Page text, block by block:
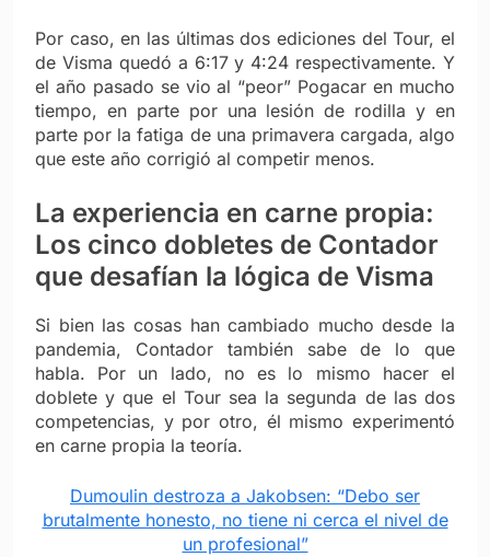
Por caso, en las últimas dos ediciones del Tour, el
de Visma quedó a 6:17 y 4:24 respectivamente. Y
el año pasado se vio al “peor” Pogacar en mucho
tiempo, en parte por una lesión de rodilla y en
parte por la fatiga de una primavera cargada, algo
que este año corrigió al competir menos.
La experiencia en carne propia:
Los cinco dobletes de Contador
que desafían la lógica de Visma
Si bien las cosas han cambiado mucho desde la
pandemia, Contador también sabe de lo que
habla. Por un lado, no es lo mismo hacer el
doblete y que el Tour sea la segunda de las dos
competencias, y por otro, él mismo experimentó
en carne propia la teoría.
Dumoulin destroza a Jakobsen: “Debo ser
brutalmente honesto, no tiene ni cerca el nivel de
un profesional”